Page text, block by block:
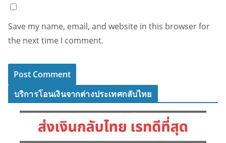
Save my name, email, and website in this browser for
the next time I comment.
บริการโอนเงินจากต่างประเทศกลับไทย